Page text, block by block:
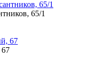
65/1